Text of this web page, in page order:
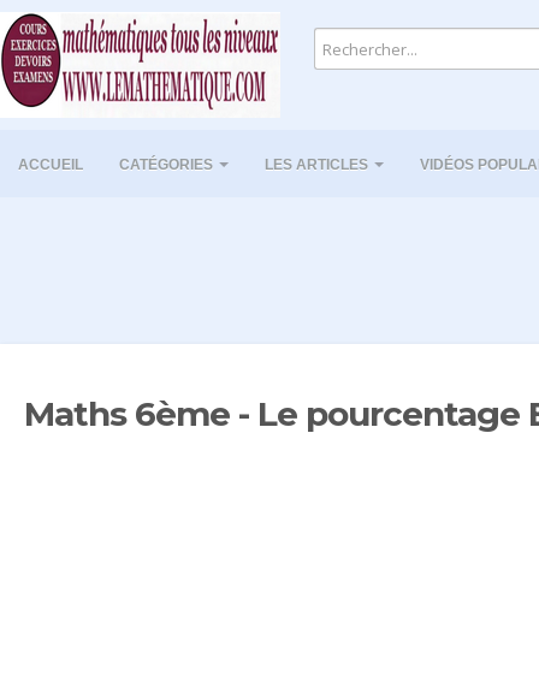
ACCUEIL CATÉGORIES LES ARTICLES VIDÉOS
Maths 6ème - Le pourcentage